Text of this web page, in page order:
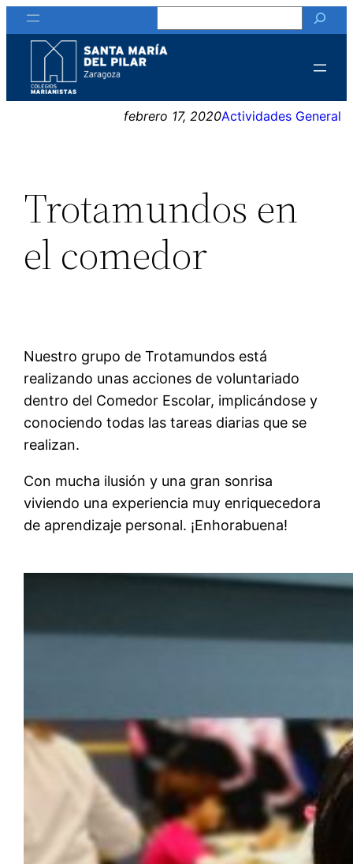
Saltar
al
contenido
febrero 17, 2020Actividades General
Trotamundos en
el comedor
Nuestro grupo de Trotamundos está
realizando unas acciones de voluntariado
dentro del Comedor Escolar, implicándose y
conociendo todas las tareas diarias que se
realizan.
Con mucha ilusión y una gran sonrisa
viviendo una experiencia muy enriquecedora
de aprendizaje personal. ¡Enhorabuena!